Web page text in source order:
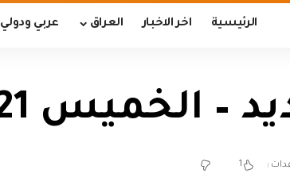
الرئيسية اخر الاخبار العراق عربي ودولي
الخميس 2017/12/21
1